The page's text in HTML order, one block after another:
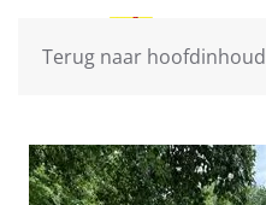
Terug naar hoofdinhoud